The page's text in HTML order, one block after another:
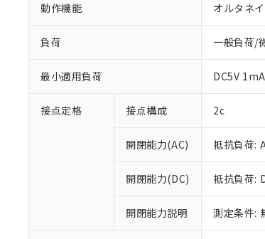
動作機能 オルタネ
負荷 一般負荷/
最小適用負荷 DC5V 1mA
接点定格 接点構成 2c
開閉能力(AC) 抵抗負荷:
開閉能力(DC) 抵抗負荷:
開閉能力説明 測定条件:
※1 対